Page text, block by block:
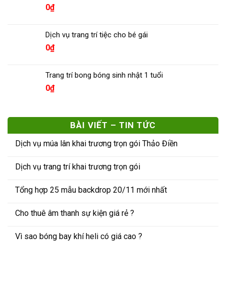
0₫
Dịch vụ trang trí tiệc cho bé gái
0₫
Trang trí bong bóng sinh nhật 1 tuổi
0₫
BÀI VIẾT – TIN TỨC
Dịch vụ múa lân khai trương trọn gói Thảo Điền
Dịch vụ trang trí khai trương trọn gói
Tổng hợp 25 mẫu backdrop 20/11 mới nhất
Cho thuê âm thanh sự kiện giá rẻ ?
Vì sao bóng bay khí heli có giá cao ?